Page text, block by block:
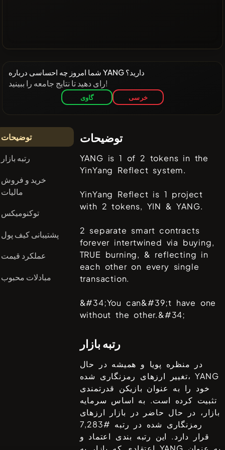
شما امروز چه احساسی درباره YANG دارید؟
رای دهید تا نتایج جامعه را ببینید!
گاوی خرسی
توضیحات
رتبه بازار
خرید و فروش
مالیات
توکنومیکس
پشتیبانی کیف پول
عملکرد قیمت
مبادلات محبوب
توضیحات
YANG is 1 of 2 tokens in the
YinYang Reflect system.
YinYang Reflect is 1 project
with 2 tokens, YIN & YANG.
2 separate smart contracts
forever intertwined via buying,
TRUE burning, & reflecting in
each other on every single
transaction.
&#34;You can&#39;t have one
without the other.&#34;
رتبه بازار
در منظره پویا و همیشه در حال
تغییر ارزهای رمزنگاری شده،YANG
خود را به عنوان بازیکن قدرتمندی
تثبیت کرده است. به اساس سرمایه
بازار، در حال حاضر در بازار ارزهای
رمزنگاری شده در رتبه #7,283
قرار دارد. این رتبه بندی اعتماد و